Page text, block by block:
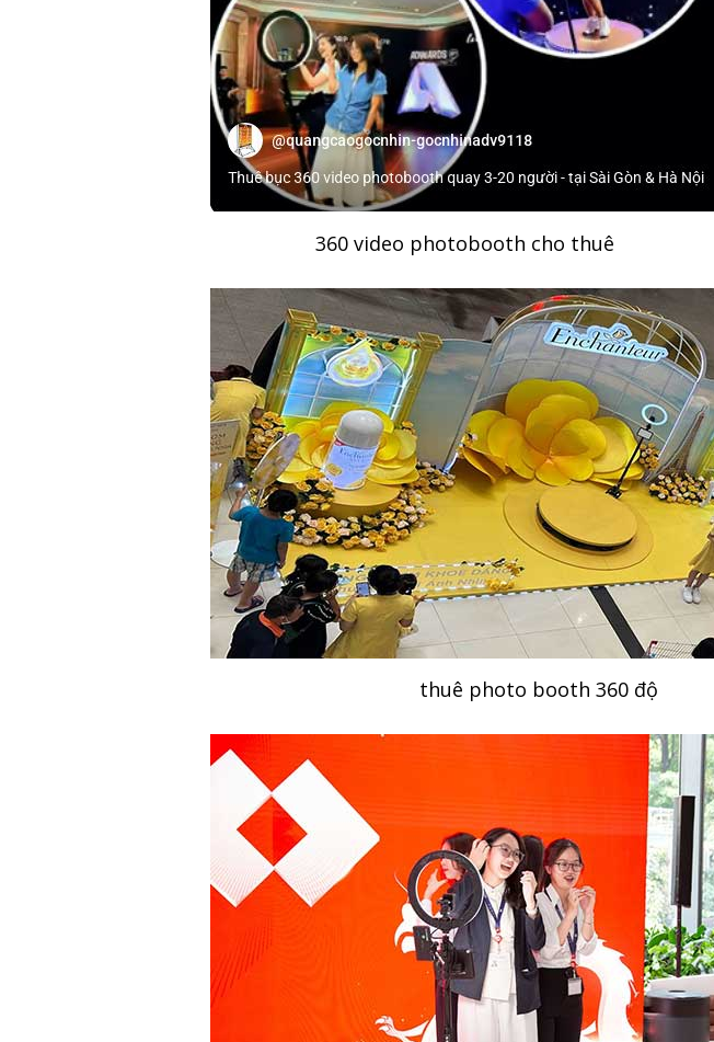
360 video photobooth cho thuê
thuê photo booth 360 độ